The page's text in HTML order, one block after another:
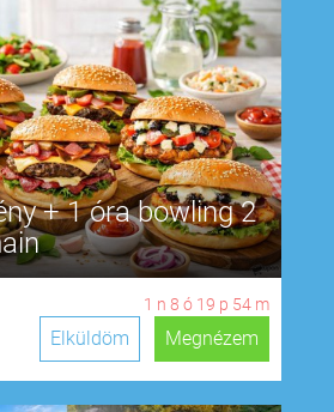
+ 1 óra bowling 2
1 n 8 ó 19 p 53 m
Megnézem
Elküldöm